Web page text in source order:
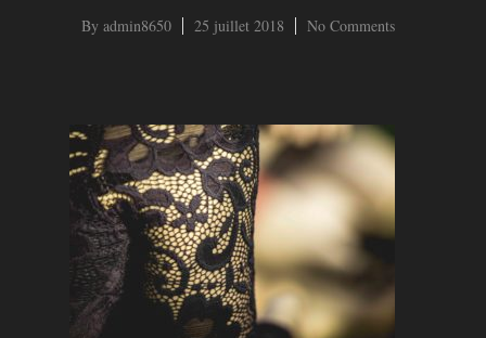
Hit enter to search or ESC to close
By admin8650 25 juillet 2018 No Comments